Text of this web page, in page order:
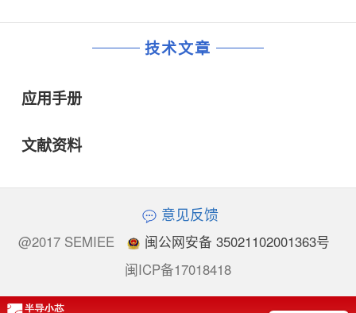
技术文章
应用手册
文献资料
意见反馈
@2017 SEMIEE
闽公网安备 35021102001363号
闽ICP备17018418